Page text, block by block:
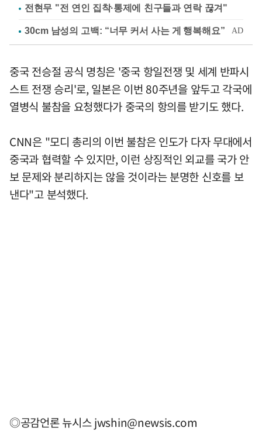
전현무 "전 연인 집착·통제에 친구들과 연락 끊겨"
중국 전승절 공식 명칭은 '중국 항일전쟁 및 세계 반파시
스트 전쟁 승리'로, 일본은 이번 80주년을 앞두고 각국에
열병식 불참을 요청했다가 중국의 항의를 받기도 했다.
CNN은 "모디 총리의 이번 불참은 인도가 다자 무대에서
중국과 협력할 수 있지만, 이런 상징적인 외교를 국가 안
보 문제와 분리하지는 않을 것이라는 분명한 신호를 보
낸다"고 분석했다.
◎공감언론 뉴시스jwshin@newsis.com